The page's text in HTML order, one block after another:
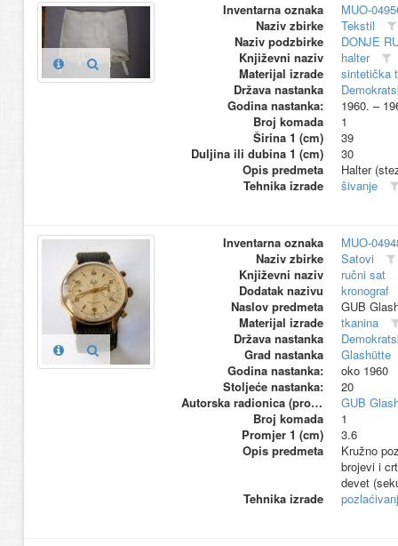
Inventarna oznaka
MUO-
Naziv zbirke
Tekstil
Naziv podzbirke
DONJE
Književni naziv
halter
Materijal izrade
sintetička
Država nastanka
Godina nastanka:
1960. –
Broj komada
1
Širina 1 (cm)
39
Duljina ili dubina 1 (cm)
30
Opis predmeta
Halter
Tehnika izrade
šivanje
Inventarna oznaka
MUO-
Naziv zbirke
Satovi
Književni naziv
ručni sat
Dodatak nazivu
kronograf
Naslov predmeta
GUB
Materijal izrade
tkanina
Država nastanka
Grad nastanka
Glashütte
Godina nastanka:
oko 1960
Stoljeće nastanka:
20
Autorska radionica (proizvođač)
GUB
Broj komada
1
Promjer 1 (cm)
3.6
Opis predmeta
Kružno
brojevi i
devet
Tehnika izrade